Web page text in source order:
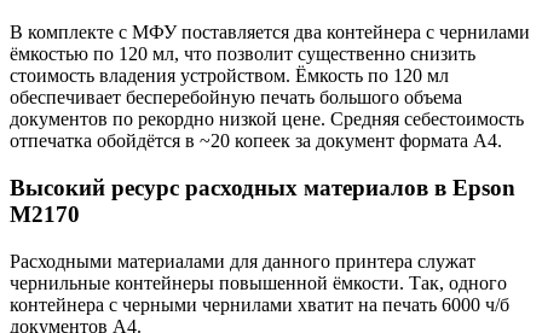
В комплекте с МФУ поставляется два контейнера с чернилами
ёмкостью по 120 мл, что позволит существенно снизить
стоимость владения устройством. Ёмкость по 120 мл
обеспечивает бесперебойную печать большого объема
документов по рекордно низкой цене. Средняя себестоимость
отпечатка обойдётся в ~20 копеек за документ формата А4.
Высокий ресурс расходных материалов в Epson
M2170
Расходными материалами для данного принтера служат
чернильные контейнеры повышенной ёмкости. Так, одного
контейнера с черными чернилами хватит на печать 6000 ч/б
документов А4.